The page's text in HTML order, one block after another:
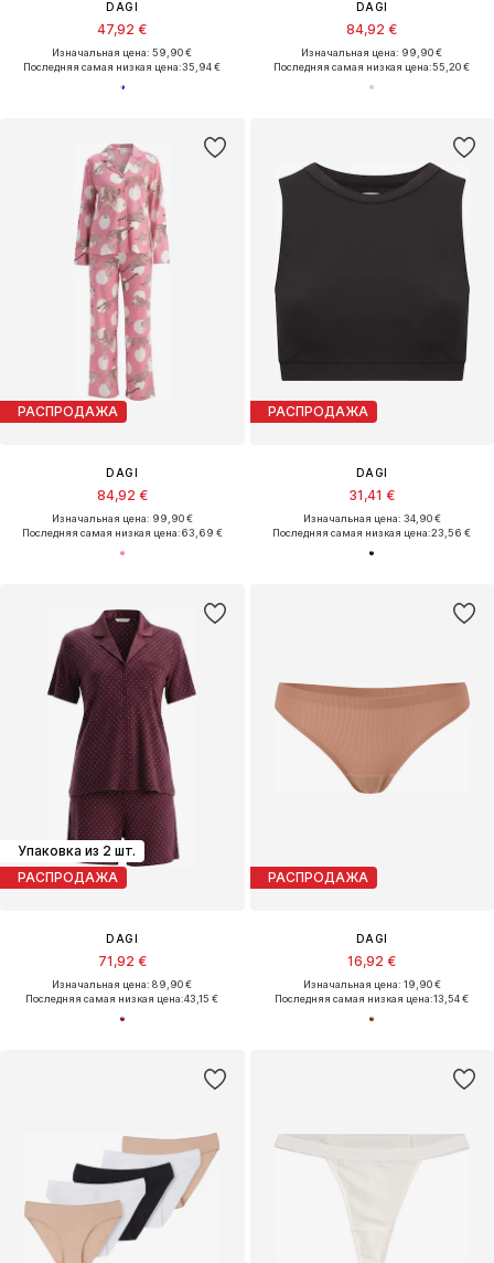
DAGI
47,92 €
Изначальная цена: 59,90 €
Последняя самая низкая цена:35,94 €
DAGI
84,92 €
Изначальная цена: 99,90 €
Последняя самая низкая цена:55,20 €
РАСПРОДАЖА
DAGI
84,92 €
Изначальная цена: 99,90 €
Последняя самая низкая цена:63,69 €
РАСПРОДАЖА
DAGI
31,41 €
Изначальная цена: 34,90 €
Последняя самая низкая цена:23,56 €
Упаковка из 2 шт.
РАСПРОДАЖА
DAGI
71,92 €
Изначальная цена: 89,90 €
Последняя самая низкая цена:43,15 €
РАСПРОДАЖА
DAGI
16,92 €
Изначальная цена: 19,90 €
Последняя самая низкая цена:13,54 €